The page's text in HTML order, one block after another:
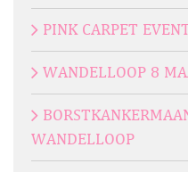
PINK CARPET
WANDELLOOP 8
WANDELLOOP